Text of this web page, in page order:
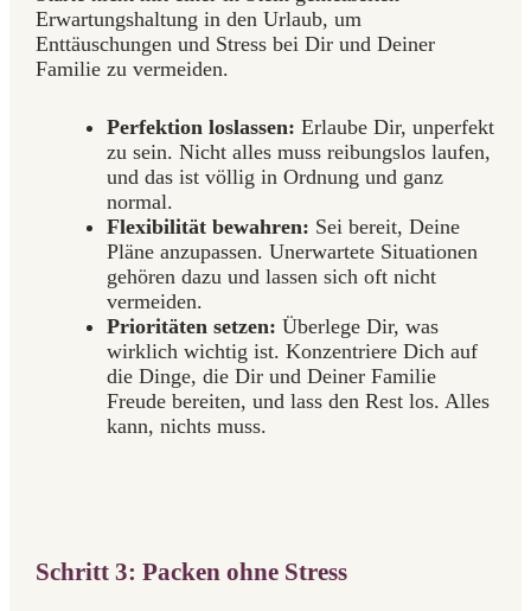
Erwartungshaltung in den Urlaub, um
Enttäuschungen und Stress bei Dir und Deiner
Familie zu vermeiden.
Perfektion loslassen: Erlaube Dir, unperfekt
zu sein. Nicht alles muss reibungslos laufen,
und das ist völlig in Ordnung und ganz
normal.
Flexibilität bewahren: Sei bereit, Deine
Pläne anzupassen. Unerwartete Situationen
gehören dazu und lassen sich oft nicht
vermeiden.
Prioritäten setzen: Überlege Dir, was
wirklich wichtig ist. Konzentriere Dich auf
die Dinge, die Dir und Deiner Familie
Freude bereiten, und lass den Rest los. Alles
kann, nichts muss.
Schritt 3: Packen ohne Stress